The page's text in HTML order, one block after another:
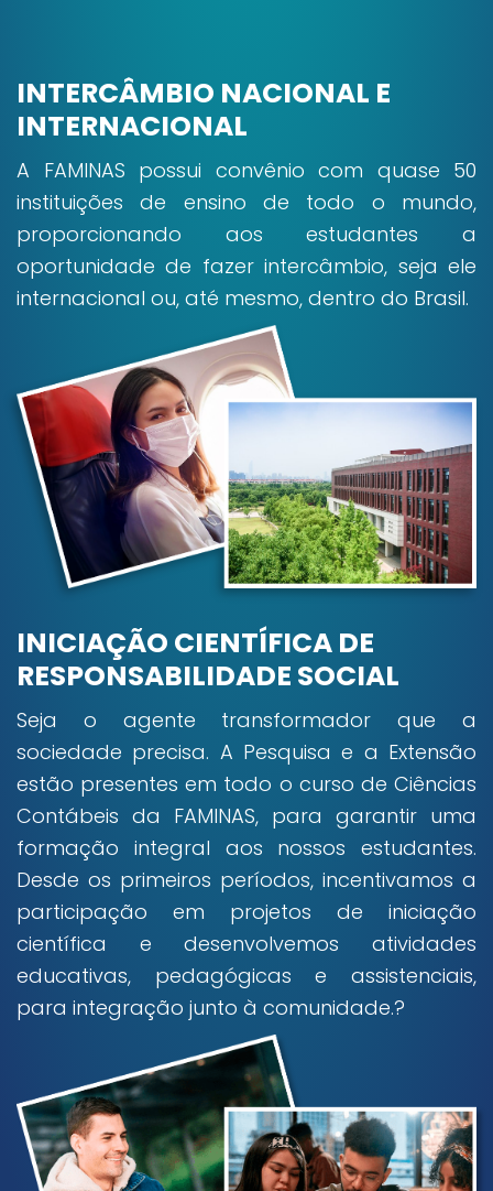
INTERCÂMBIO NACIONAL E
INTERNACIONAL
A FAMINAS possui convênio com quase 50
instituições de ensino de todo o mundo,
proporcionando aos estudantes a
oportunidade de fazer intercâmbio, seja ele
internacional ou, até mesmo, dentro do Brasil.
INICIAÇÃO CIENTÍFICA DE
RESPONSABILIDADE SOCIAL
Seja o agente transformador que a
sociedade precisa. A Pesquisa e a Extensão
estão presentes em todo o curso de Ciências
Contábeis da FAMINAS, para garantir uma
formação integral aos nossos estudantes.
Desde os primeiros períodos, incentivamos a
participação em projetos de iniciação
científica e desenvolvemos atividades
educativas, pedagógicas e assistenciais,
para integração junto à comunidade.?